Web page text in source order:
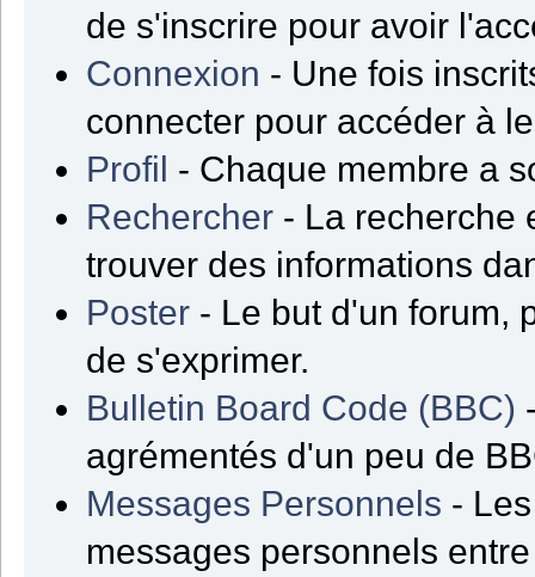
de s'inscrire pour avoir
Connexion - Une fois
connecter pour accéder à
Profil - Chaque membre a
Rechercher - La recherche
trouver des informations
Poster - Le but d'un forum,
de s'exprimer.
Bulletin Board Code (BBC)
agrémentés d'un peu de
Messages Personnels -
messages personnels